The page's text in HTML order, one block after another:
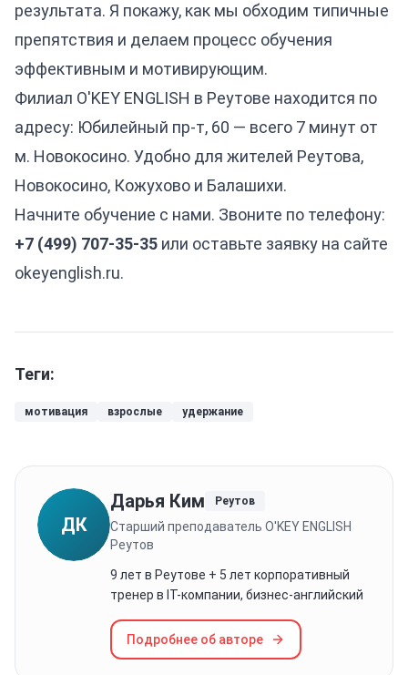
результата. Я покажу, как мы обходим типичные
препятствия и делаем процесс обучения
эффективным и мотивирующим.
Филиал O'KEY ENGLISH в Реутове находится по
адресу: Юбилейный пр-т, 60 — всего 7 минут от
м. Новокосино. Удобно для жителей Реутова,
Новокосино, Кожухово и Балашихи.
Начните обучение с нами. Звоните по телефону:
+7 (499) 707-35-35 или оставьте заявку на сайте
okeyenglish.ru.
Теги:
мотивация взрослые удержание
ДК
Дарья Ким Реутов
Старший преподаватель O'KEY ENGLISH
Реутов
9 лет в Реутове + 5 лет корпоративный
тренер в IT-компании, бизнес-английский
Подробнее об авторе